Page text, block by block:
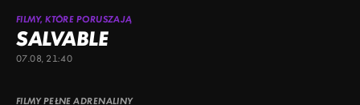
FILMY, KTÓRE PORUSZAJĄ
SALVABLE
07.08, 21:40
FILMY PEŁNE ADRENALINY